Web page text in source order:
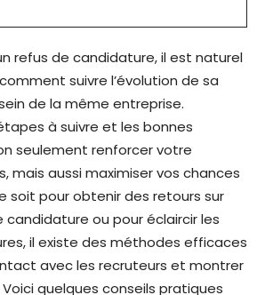
refus de candidature, il est naturel
suivre l’évolution de sa
de la même entreprise.
à suivre et les bonnes
seulement renforcer votre
mais aussi maximiser vos chances
soit pour obtenir des retours sur
ou pour éclaircir les
il existe des méthodes efficaces
avec les recruteurs et montrer
quelques conseils pratiques